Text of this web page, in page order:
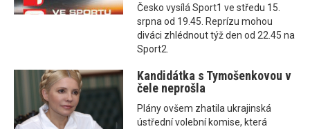
Česko vysílá Sport1 ve středu 15.
srpna od 19.45. Reprízu mohou
diváci zhlédnout týž den od 22.45 na
Sport2.
Kandidátka s Tymošenkovou v
čele neprošla
Plány ovšem zhatila ukrajinská
ústřední volební komise, která